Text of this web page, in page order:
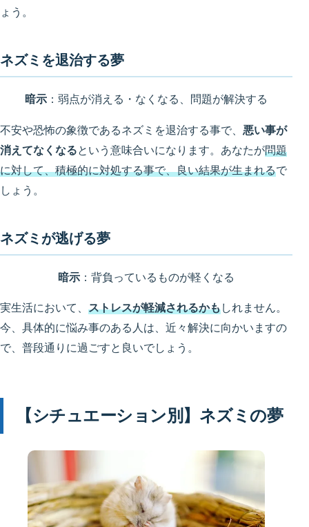
ょう。
ネズミを退治する夢
暗示 ：弱点が消える・なくなる、問題が解決する
不安や恐怖の象徴であるネズミを退治する事で、 悪い事が
消えてなくなるという意味合いになります。あなたが問題
に対して、積極的に対処する事で、良い結果が生まれるで
しょう。
ネズミが逃げる夢
暗示 ：背負っているものが軽くなる
実生活において、 ストレスが軽減されるかもしれません。
今、具体的に悩み事のある人は、近々解決に向かいますの
で、普段通りに過ごすと良いでしょう。
【シチュエーション別】ネズミの夢